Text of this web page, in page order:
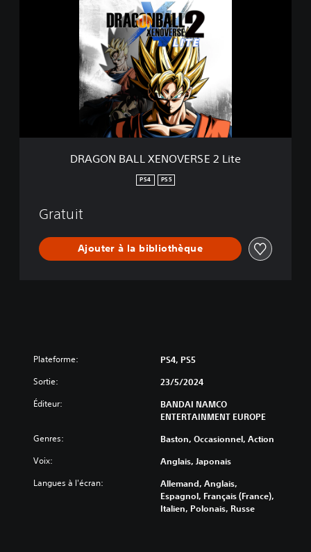
E
DRAGON BALL XENOVERSE 2 Lite
PS4 PS5
Gratuit
Ajouter à la bibliothèque
Plateforme: PS4, PS5
Sortie: 23/5/2024
Éditeur:
BANDAI NAMCO
ENTERTAINMENT EUROPE
Genres: Baston, Occasionnel, Action
Voix: Anglais, Japonais
Langues à l'écran:
Allemand, Anglais,
Espagnol, Français (France),
Italien, Polonais, Russe